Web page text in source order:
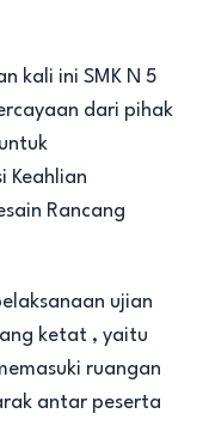
kali ini SMK N 5
dari pihak
Keahlian
Rancang
ujian
ketat , yaitu
ruangan
antar peserta